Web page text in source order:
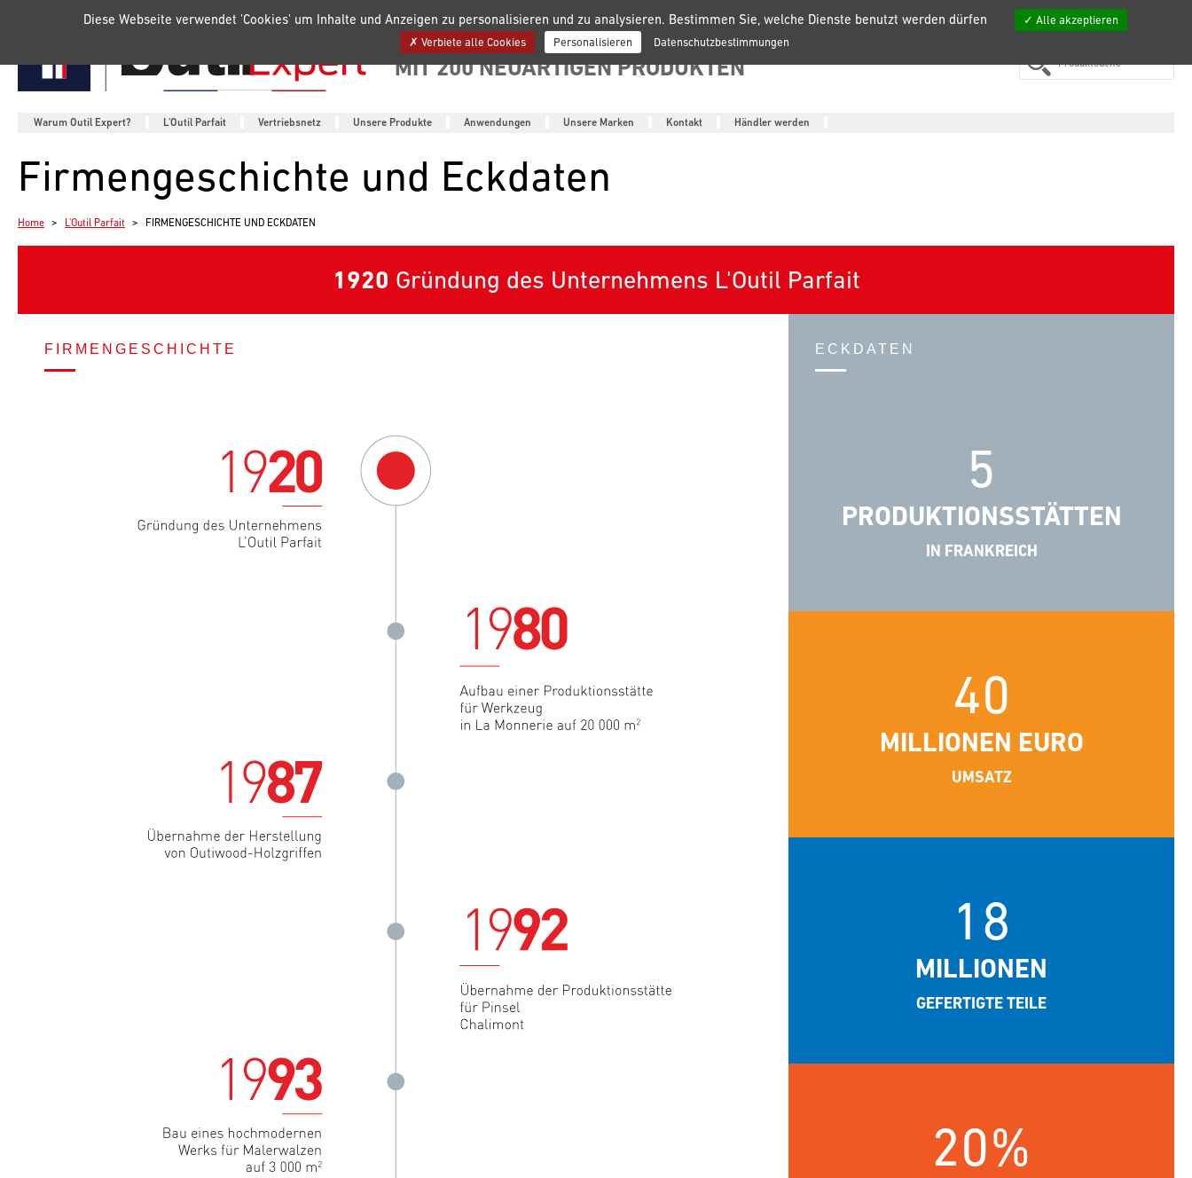
ANGEBOTSREIHE
MIT 200 NEUARTIGEN PRODUKTEN
Warum Outil Expert? L'Outil Parfait Vertriebsnetz Unsere Produkte Anwendungen Unsere Marken Kontakt Händler werden
FR EN DE ES
Firmengeschichte und Eckdaten
Home L'Outil Parfait FIRMENGESCHICHTE UND ECKDATEN
1920 Gründung des Unternehmens L'Outil Parfait
FIRMENGESCHICHTE ECKDATEN
5
PRODUKTIONSSTÄTTEN
IN FRANKREICH
40
MILLIONEN EURO
UMSATZ
18
MILLIONEN
GEFERTIGTE TEILE
20%
Diese Webseite verwendet 'Cookies' um Inhalte und Anzeigen zu personalisieren und zu analysieren. Bestimmen Sie, welche Dienste benutzt werden dürfen
Alle akzeptieren
Verbiete alle Cookies
Personalisieren Datenschutzbestimmungen